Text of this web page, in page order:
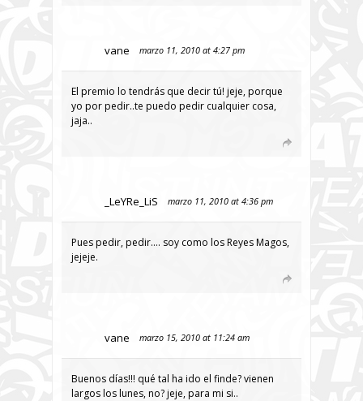
vane marzo 11, 2010 at 4:27 pm
El premio lo tendrás que decir tú! jeje, porque
yo por pedir..te puedo pedir cualquier cosa,
jaja..
_LeYRe_LiS marzo 11, 2010 at 4:36 pm
Pues pedir, pedir…. soy como los Reyes Magos,
jejeje.
vane marzo 15, 2010 at 11:24 am
Buenos días!!! qué tal ha ido el finde? vienen
largos los lunes, no? jeje, para mi si..